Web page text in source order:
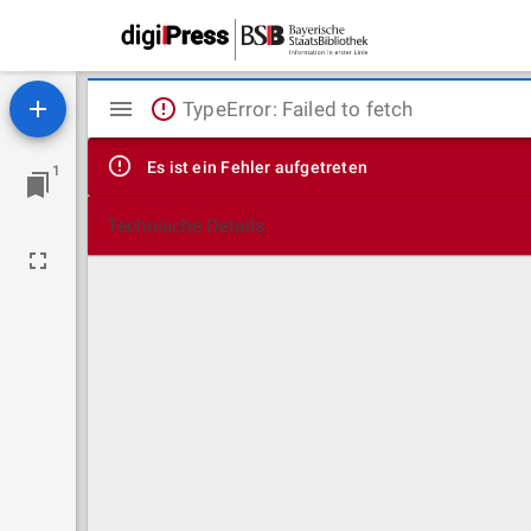
1
Mirador
Viewer
TypeError: Failed to fetch
Es ist ein Fehler aufgetreten
Technische Details